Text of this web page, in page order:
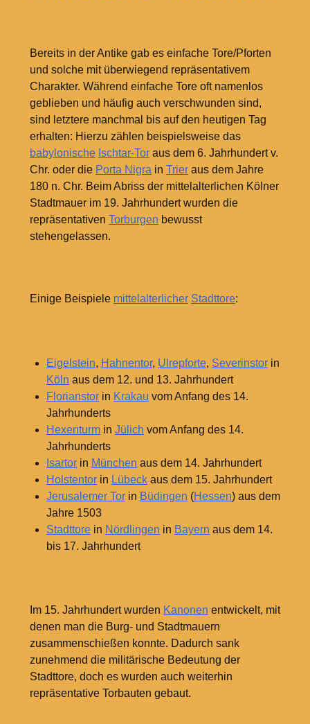
Bereits in der Antike gab es einfache Tore/Pforten
und solche mit überwiegend repräsentativem
Charakter. Während einfache Tore oft namenlos
geblieben und häufig auch verschwunden sind,
sind letztere manchmal bis auf den heutigen Tag
erhalten: Hierzu zählen beispielsweise das
babylonische Ischtar-Toraus dem 6. Jahrhundert v.
Chr. oder die Porta Nigra in Trieraus dem Jahre
180 n. Chr. Beim Abriss der mittelalterlichen Kölner
Stadtmauer im 19. Jahrhundert wurden die
repräsentativen Torburgen bewusst
stehengelassen.
Einige Beispiele mittelalterlicher Stadttore:
Eigelstein, Hahnentor, Ulrepforte, Severinstorin
Köln aus dem 12. und 13. Jahrhundert
Florianstorin Krakau vom Anfang des 14.
Jahrhunderts
Hexenturmin Jülich vom Anfang des 14.
Jahrhunderts
Isartorin München aus dem 14. Jahrhundert
Holstentorin Lübeckaus dem 15. Jahrhundert
Jerusalemer Torin Büdingen (Hessen) aus dem
Jahre 1503
Stadttorein Nördlingen in Bayern aus dem 14.
bis 17. Jahrhundert
Im 15. Jahrhundert wurden Kanonen entwickelt, mit
denen man die Burg- und Stadtmauern
zusammenschießen konnte. Dadurch sank
zunehmend die militärische Bedeutung der
Stadttore, doch es wurden auch weiterhin
repräsentative Torbauten gebaut.